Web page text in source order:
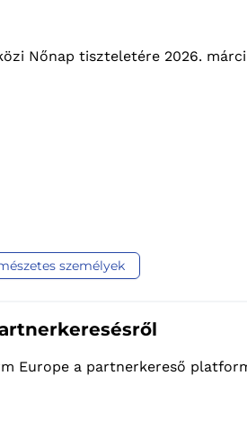
Nőnap tiszteletére 2026.
személyek
Europe a partnerkereső